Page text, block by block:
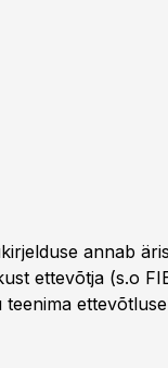
annab
ettevõtja (s.o